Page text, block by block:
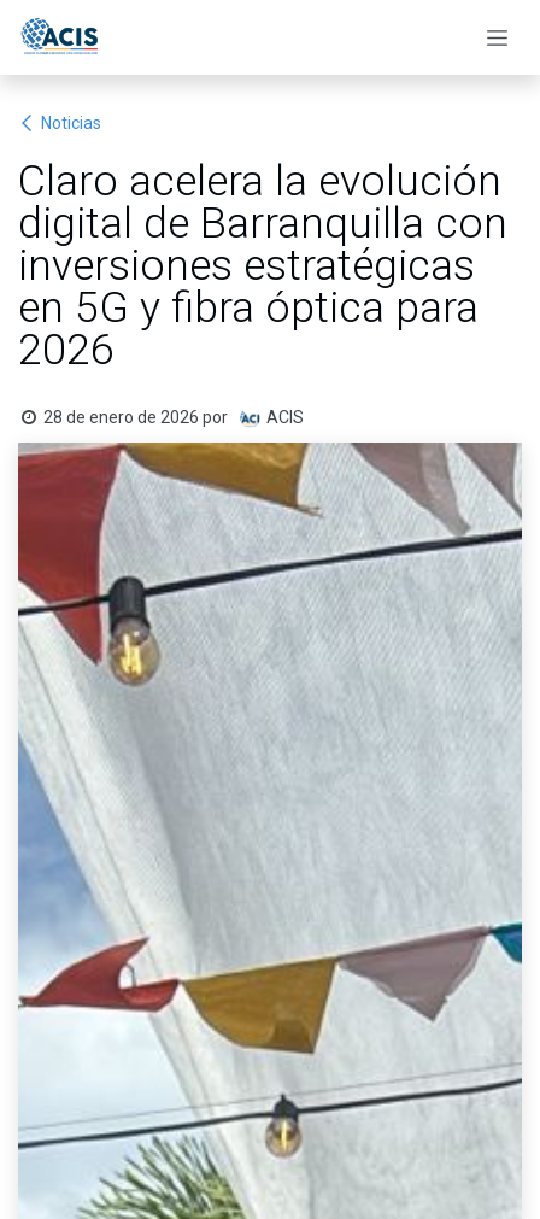
Noticias
Claro acelera la evolución
digital de Barranquilla con
inversiones estratégicas
en 5G y fibra óptica para
2026
28 de enero de 2026 por ACIS